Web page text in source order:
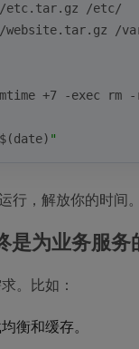
/etc.tar.gz /etc/
/website.tar.gz /
+7 -exec rm
$(date) "
行，解放你的时间
是为业务服务
。比如：
衡和缓存。